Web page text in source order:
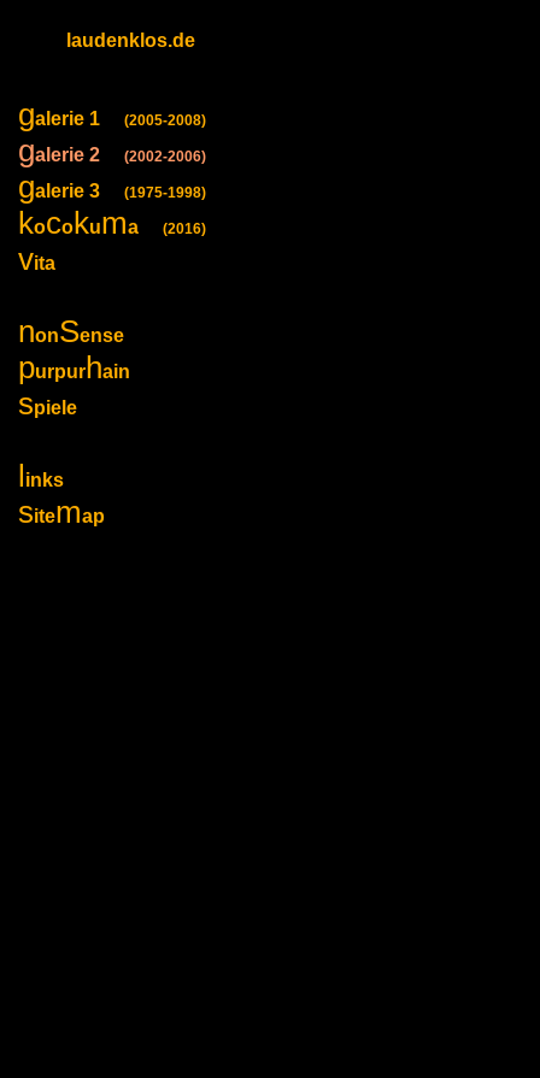
laudenklos.de
galerie 1 (2005-2008)
galerie 2 (2002-2006)
galerie 3 (1975-1998)
kocokuma (2016)
vita
nonSense
purpurhain
spiele
links
sitemap